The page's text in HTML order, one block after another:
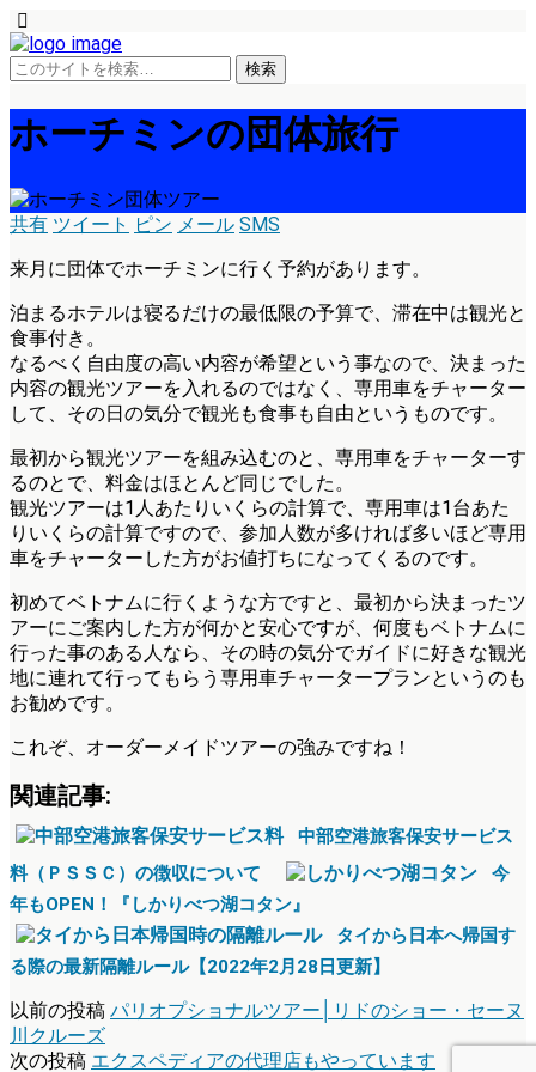
ホーチミンの団体旅行
共有 ツイート ピン メール SMS
来月に団体でホーチミンに行く予約があります。
泊まるホテルは寝るだけの最低限の予算で、滞在中は観光と
食事付き。
なるべく自由度の高い内容が希望という事なので、決まった
内容の観光ツアーを入れるのではなく、専用車をチャーター
して、その日の気分で観光も食事も自由というものです。
最初から観光ツアーを組み込むのと、専用車をチャーターす
るのとで、料金はほとんど同じでした。
観光ツアーは1人あたりいくらの計算で、専用車は1台あた
りいくらの計算ですので、参加人数が多ければ多いほど専用
車をチャーターした方がお値打ちになってくるのです。
初めてベトナムに行くような方ですと、最初から決まったツ
アーにご案内した方が何かと安心ですが、何度もベトナムに
行った事のある人なら、その時の気分でガイドに好きな観光
地に連れて行ってもらう専用車チャータープランというのも
お勧めです。
これぞ、オーダーメイドツアーの強みですね！
関連記事:
中部空港旅客保安サービス
料（ＰＳＳＣ）の徴収について
今
年もOPEN！『しかりべつ湖コタン』
タイから日本へ帰国す
る際の最新隔離ルール【2022年2月28日更新】
以前の投稿 パリオプショナルツアー│リドのショー・セーヌ
川クルーズ
次の投稿 エクスペディアの代理店もやっています